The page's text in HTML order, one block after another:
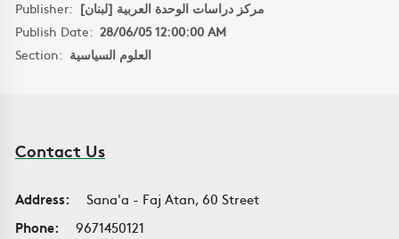
Publisher: مركز دراسات الوحدة العربية [لبنان]
Publish Date: 28/06/05 12:00:00 AM
Section: العلوم السياسية
Contact Us
Address:
Sana'a - Faj Atan, 60 Street
Phone:
9671450121